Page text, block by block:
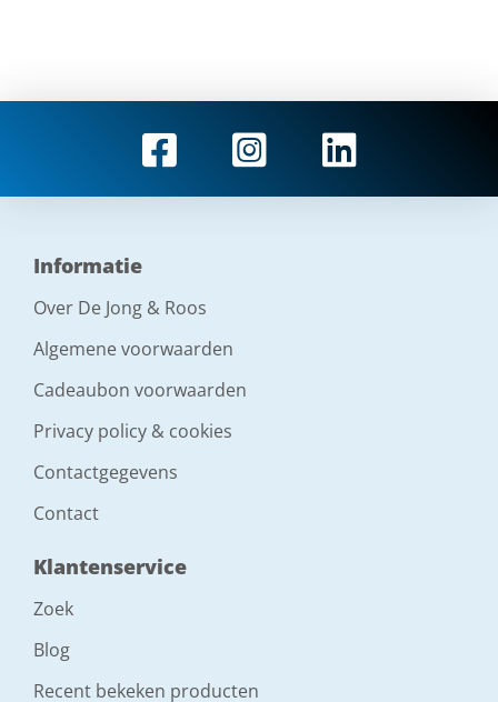
Informatie
Over De Jong & Roos
Algemene voorwaarden
Cadeaubon voorwaarden
Privacy policy & cookies
Contactgegevens
Contact
Klantenservice
Zoek
Blog
Recent bekeken producten